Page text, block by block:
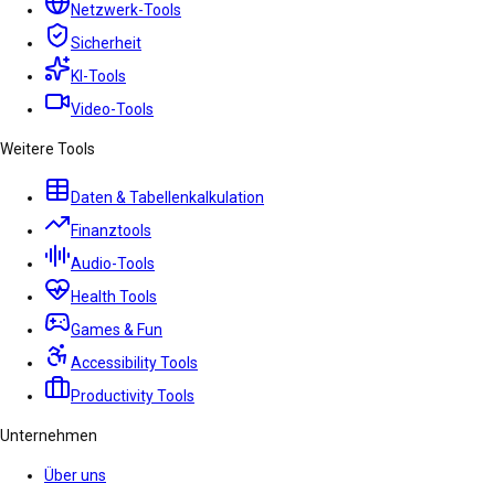
Netzwerk-Tools
Sicherheit
KI-Tools
Video-Tools
Weitere Tools
Daten & Tabellenkalkulation
Finanztools
Audio-Tools
Health Tools
Games & Fun
Accessibility Tools
Productivity Tools
Unternehmen
Über uns